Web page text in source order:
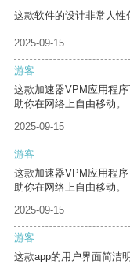
这款软件的设计非常人性
2025-09-15
游客
这款加速器VPM应用程
助你在网络上自由移动。
2025-09-15
游客
这款加速器VPM应用程
助你在网络上自由移动。
2025-09-15
游客
这款app的用户界面简洁